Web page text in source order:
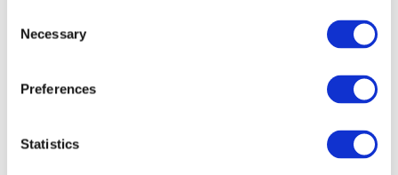
Selection
Necessary
Preferences
Statistics